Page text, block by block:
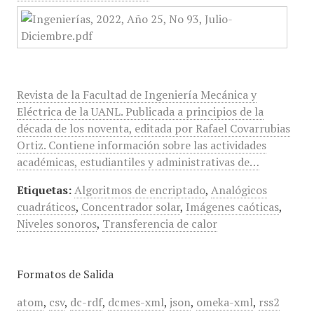
Revista de la Facultad de Ingeniería Mecánica y
Eléctrica de la UANL. Publicada a principios de la
década de los noventa, editada por Rafael Covarrubias
Ortiz. Contiene información sobre las actividades
académicas, estudiantiles y administrativas de…
Etiquetas: Algoritmos de encriptado, Analógicos
cuadráticos, Concentrador solar, Imágenes caóticas,
Niveles sonoros, Transferencia de calor
Formatos de Salida
atom, csv, dc-rdf, dcmes-xml, json, omeka-xml, rss2